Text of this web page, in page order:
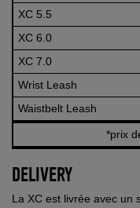
XC 5.5
XC 6.0
XC 7.0
Wrist Leash
Waistbelt Leash
*prix
DELIVERY
La XC est livrée avec un